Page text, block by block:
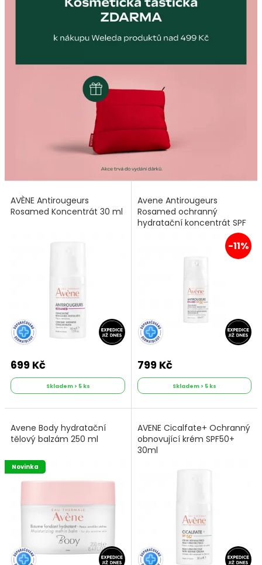
AVÈNE Antirougeurs
Rosamed Koncentrát 30 ml
699 Kč
Skladem > 5 ks
Avene Antirougeurs
Rosamed ochranný
hydratační koncentrát SPF
-11%
799 Kč
Skladem > 5 ks
Avene Body hydratační
tělový balzám 250 ml
Novinka
AVENE Cicalfate+ Ochranný
obnovující krém SPF50+
30ml